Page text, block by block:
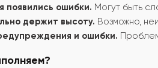
появились ошибки. Могут быть
держит высоту. Возможно,
и ошибки.